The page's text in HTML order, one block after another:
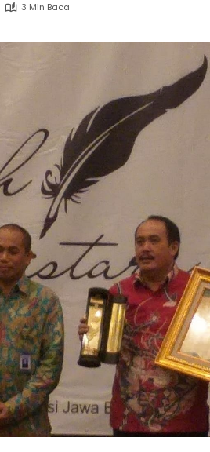
3 Min Baca